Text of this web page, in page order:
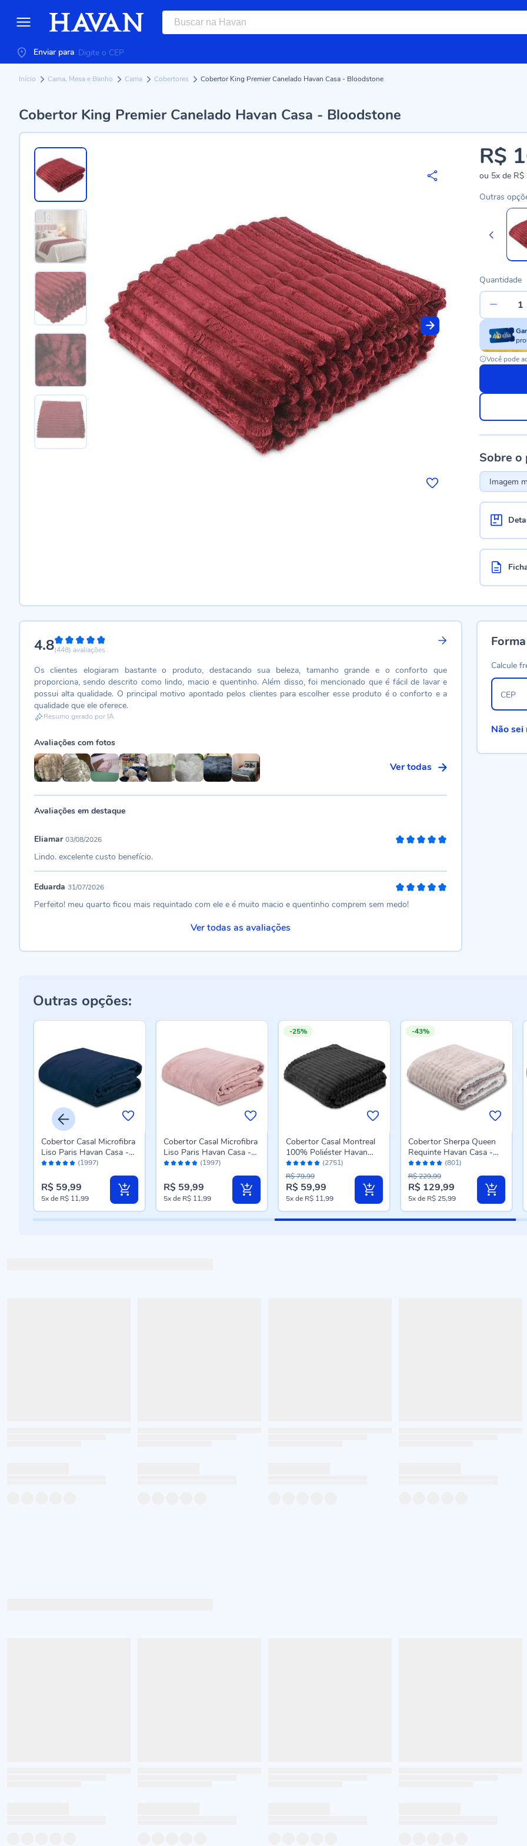
Enviar para
Início Cama, Mesa e Banho Cama Cobertores Cobertor King Premier Canelado Havan Casa - Bloodstone
Cobertor King Premier Canelado Havan Casa - Bloodstone
R$
ou 5xde R$
Outras
Quantidade
Você pode
Sobre o
Imagem
4.896%
(448) avaliações
Os clientes elogiaram bastante o produto, destacando sua beleza, tamanho grande e o conforto que
proporciona, sendo descrito como lindo, macio e quentinho. Além disso, foi mencionado que é fácil de lavar e
possui alta qualidade. O principal motivo apontado pelos clientes para escolher esse produto é o conforto e a
qualidade que ele oferece.
Resumo gerado por IA
Avaliações com fotos
Ver todas
Avaliações em destaque
Eliamar 03/08/2026
Lindo. excelente custo benefício.
Eduarda 31/07/2026
Perfeito! meu quarto ficou mais requintado com ele e é muito macio e quentinho comprem sem medo!
Ver todas as avaliações
Calcule
CEP
Não sei
Outras opções:
Avaliação: (1997)
Cobertor Casal Microfibra
Liso Paris Havan Casa -
Azul Profundo
R$ 59,99
5xde R$ 11,99
Avaliação: (1997)
Cobertor Casal Microfibra
Liso Paris Havan Casa -
Rose
R$ 59,99
5xde R$ 11,99
-25%
Avaliação:
96%
(2751)
Cobertor Casal Montreal
100% Poliéster Havan
Casa - Carbono
Preço
especial
R$ 59,99
R$ 79,99
5xde R$ 11,99
-43%
Avaliação:
96%
(801)
Cobertor Sherpa Queen
Requinte Havan Casa -
Bege
Preço
especial
R$ 129,99
R$ 229,99
5xde R$ 25,99